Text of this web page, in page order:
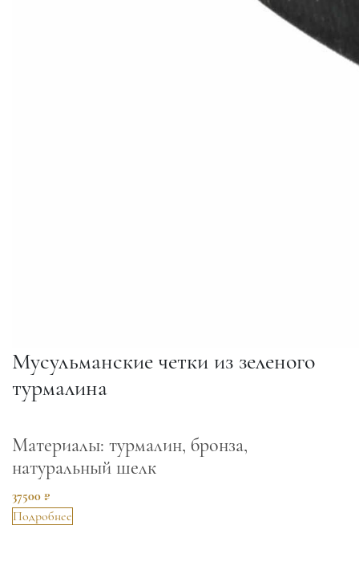
Мусульманские четки из зеленого
турмалина
Материалы: турмалин, бронза,
натуральный шелк
37500 ₽
Подробнее